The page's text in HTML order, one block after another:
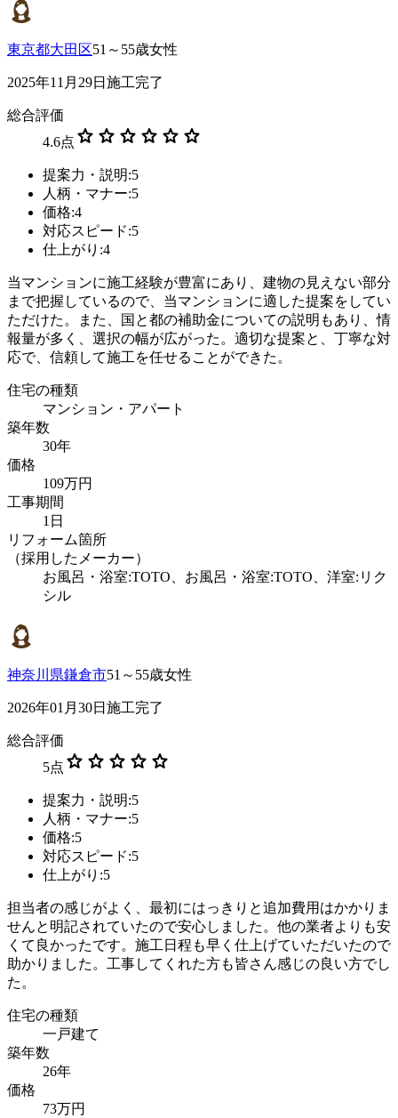
東京都大田区51～55歳女性
2025年11月29日施工完了
総合評価
4.6点 star star star star star star
提案力・説明:5
人柄・マナー:5
価格:4
対応スピード:5
仕上がり:4
当マンションに施工経験が豊富にあり、建物の見えない部分
まで把握しているので、当マンションに適した提案をしてい
ただけた。また、国と都の補助金についての説明もあり、情
報量が多く、選択の幅が広がった。適切な提案と、丁寧な対
応で、信頼して施工を任せることができた。
住宅の種類
マンション・アパート
築年数
30年
価格
109万円
工事期間
1日
リフォーム箇所
（採用したメーカー）
お風呂・浴室:TOTO、お風呂・浴室:TOTO、洋室:リク
シル
神奈川県鎌倉市51～55歳女性
2026年01月30日施工完了
総合評価
5点 star star star star star
提案力・説明:5
人柄・マナー:5
価格:5
対応スピード:5
仕上がり:5
担当者の感じがよく、最初にはっきりと追加費用はかかりま
せんと明記されていたので安心しました。他の業者よりも安
くて良かったです。施工日程も早く仕上げていただいたので
助かりました。工事してくれた方も皆さん感じの良い方でし
た。
住宅の種類
一戸建て
築年数
26年
価格
73万円